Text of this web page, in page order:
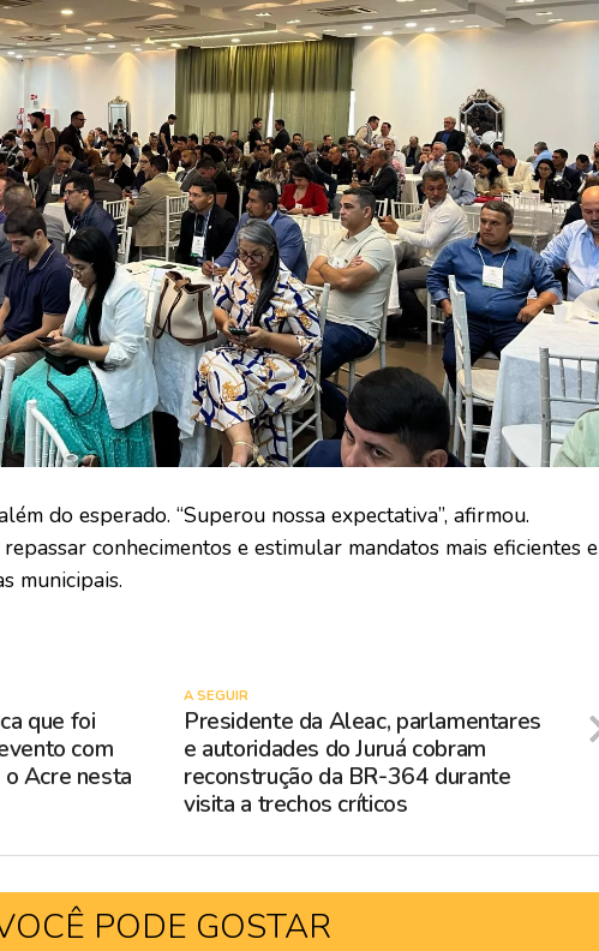
do esperado. “Superou nossa expectativa”, afirmou.
conhecimentos e estimular mandatos mais eficientes e
municipais.
A SEGUIR
Presidente da Aleac, parlamentares
e autoridades do Juruá cobram
reconstrução da BR-364 durante
visita a trechos críticos
que foi
com
Acre nesta
PODE GOSTAR